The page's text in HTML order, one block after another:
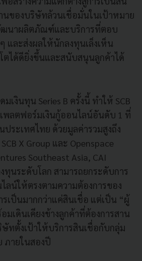
นของบริษัทล้วนเชื่อมั่นในเป้าหมาย
ฒนาผลิตภัณฑ์และบริการที่ตอบ
และส่งผลให้นักลงทุนเล็งเห็น
ตได้ดียิ่งขึ้นและสนับสนุนลูกค้าได้
มเงินทุน Series B ครั้งนี้ ทำให้ SCB
พลตฟอร์มเงินกู้ออนไลน์อันดับ 1 ที่
ระเทศไทย ด้วยมูลค่ารวมสูงถึง
X Group และ Openspace
Southeast Asia, CAI
ทุนระดับโลก สามารถยกระดับการ
ลน์ให้ตรงตามความต้องการของ
เป็นมากกว่าแค่สินเชื่อ แต่เป็น “ผู้
มเดินเคียงข้างลูกค้าที่ต้องการสาน
ทตั้งเป้าให้บริการสินเชื่อกับกลุ่ม
ภายในสองปี